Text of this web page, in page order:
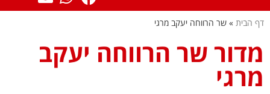
דף הבית » שר הרווחה יעקב מרגי
מדור שר הרווחה יעקב
מרגי